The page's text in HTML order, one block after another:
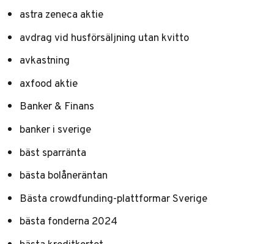
astra zeneca aktie
avdrag vid husförsäljning utan kvitto
avkastning
axfood aktie
Banker & Finans
banker i sverige
bäst sparränta
bästa bolåneräntan
Bästa crowdfunding-plattformar Sverige
bästa fonderna 2024